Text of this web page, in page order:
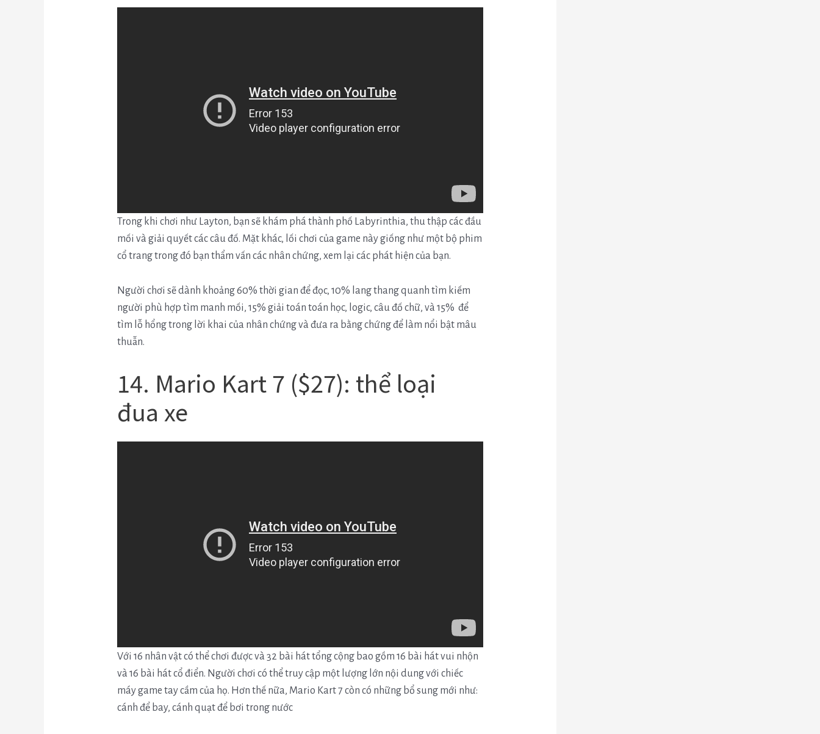
Trong khi chơi như Layton, bạn sẽ khám phá thành phố Labyrinthia, thu thập các đầu
mối và giải quyết các câu đố. Mặt khác, lối chơi của game này giống như một bộ phim
cổ trang trong đó bạn thẩm vấn các nhân chứng, xem lại các phát hiện của bạn.
Người chơi sẽ dành khoảng 60% thời gian để đọc, 10% lang thang quanh tìm kiếm
người phù hợp tìm manh mối, 15% giải toán toán học, logic, câu đố chữ, và 15% để
tìm lỗ hổng trong lời khai của nhân chứng và đưa ra bằng chứng để làm nổi bật mâu
thuẫn.
14. Mario Kart 7 ($27): thể loại
đua xe
Với 16 nhân vật có thể chơi được và 32 bài hát tổng cộng bao gồm 16 bài hát vui nhộn
và 16 bài hát cổ điển. Người chơi có thể truy cập một lượng lớn nội dung với chiếc
máy game tay cầm của họ. Hơn thế nữa, Mario Kart 7 còn có những bổ sung mới như:
cánh để bay, cánh quạt để bơi trong nước